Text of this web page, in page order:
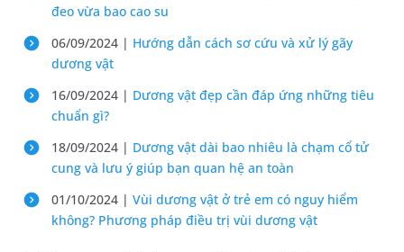
đeo vừa bao cao su
06/09/2024 | Hướng dẫn cách sơ cứu và xử lý gãy
dương vật
16/09/2024 | Dương vật đẹp cần đáp ứng những tiêu
chuẩn gì?
18/09/2024 | Dương vật dài bao nhiêu là chạm cổ tử
cung và lưu ý giúp bạn quan hệ an toàn
01/10/2024 | Vùi dương vật ở trẻ em có nguy hiểm
không? Phương pháp điều trị vùi dương vật